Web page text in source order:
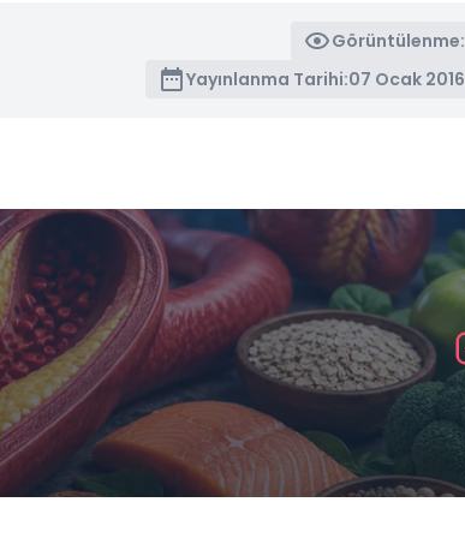
Görüntülenme:
Yayınlanma Tarihi:07 Ocak 2016